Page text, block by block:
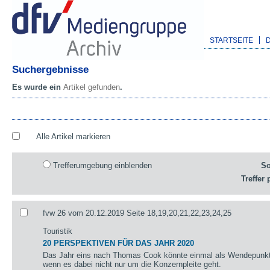
STARTSEITE
Suchergebnisse
Es wurde ein Artikel gefunden.
Alle Artikel markieren
Trefferumgebung einblenden
Treffer
fvw 26 vom 20.12.2019 Seite 18,19,20,21,22,23,24,25
Touristik
20 PERSPEKTIVEN FÜR DAS JAHR 2020
Das Jahr eins nach Thomas Cook könnte einmal als
wenn es dabei nicht nur um die Konzernpleite geht.